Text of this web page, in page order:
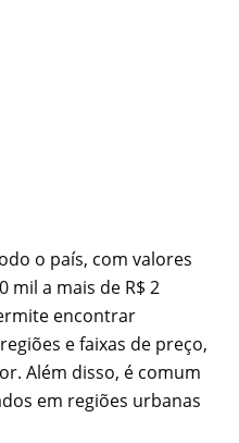
o país, com valores
mil a mais de R$ 2
encontrar
e faixas de preço,
Além disso, é comum
em regiões urbanas